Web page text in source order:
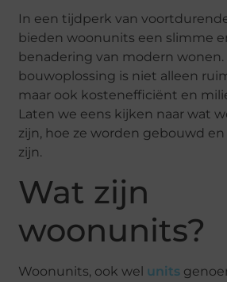
In een tijdperk van
bieden woonunits een slimme
benadering van modern wonen.
bouwoplossing is niet alleen
maar ook kostenefficiënt en
Laten we eens kijken naar wat
zijn, hoe ze worden gebouwd
zijn.
Wat zijn
woonunits?
Woonunits, ook wel units